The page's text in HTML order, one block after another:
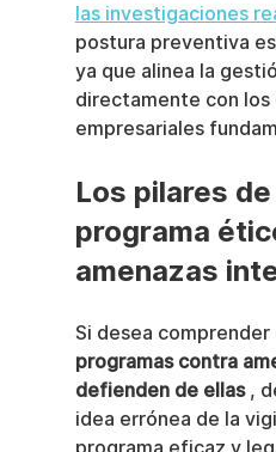
las investigaciones
postura preventiva
ya que alinea la
directamente con
empresariales
Los pilares de
programa
amenazas
Si desea comprender
programas contra
defienden de ellas ,
idea errónea de la